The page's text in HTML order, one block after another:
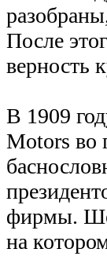
После
верность
В 1909
Motors во
фирмы.
на